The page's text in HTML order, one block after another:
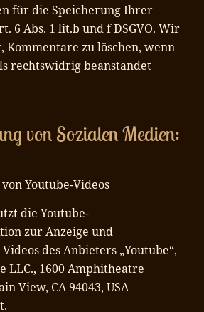
für die Speicherung Ihrer
6 Abs. 1 lit.b und f DSGVO. Wir
Kommentare zu löschen, wenn
rechtswidrig beanstandet
von Sozialen Medien:
Youtube-Videos
die Youtube-
zur Anzeige und
des Anbieters „Youtube“,
LLC., 1600 Amphitheatre
View, CA 94043, USA